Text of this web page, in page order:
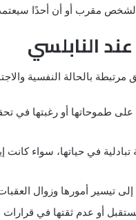
مقرب أو أن أحدًا
النابلسي
بالحالة النفسية
على طموحاتها أو رغبتها في
في حياتها، سواء كانت
تيسير أمورها وزوال
أو عدم ثقتها في قرارات
المنام:
ابن
والنابلسي
رؤية الحمام
دلالات